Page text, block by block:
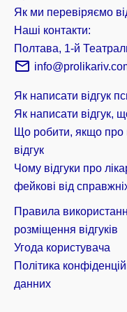
Як ми перевіряємо
Наші контакти:
Полтава, 1-й
Як написати відгук
Як написати відгук,
Що робити, якщо
відгук
Чому відгуки про
фейкові від
Правила
розміщення відгуків
Угода користувача
Політика
данних